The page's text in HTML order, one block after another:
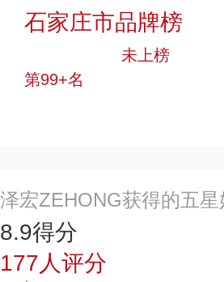
石家庄市品牌榜
未上榜
第99+名
泽宏ZEHONG获得的五
8.9得分
177人评分